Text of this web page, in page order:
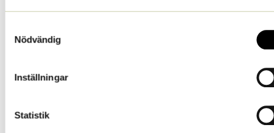
Nödvändig
Inställningar
Statistik
Det är viktigt att notera att valliknande miljöer under
knäpparlarver, vilket kan vara problematiskt i odling av
boställe som värdplanta, till exempel kvickrot. Även
vanligtvis 3-5-åriga utvecklingscyklen hos